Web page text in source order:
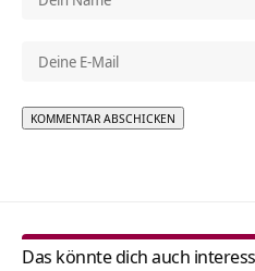
Das könnte dich auch